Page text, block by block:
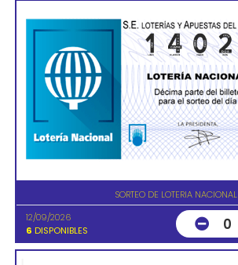
SORTEO DE LOTERIA NACIONAL
12/09/2026
6 DISPONIBLES 0